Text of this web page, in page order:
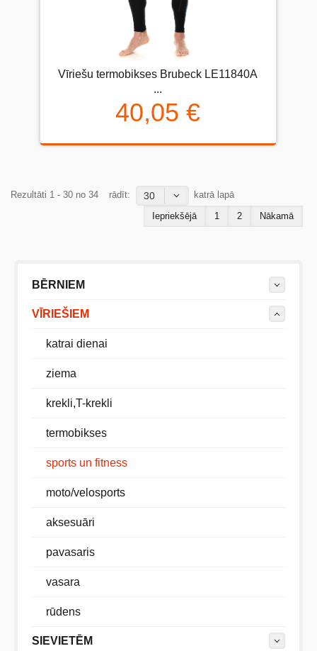
Vīriešu termobikses Brubeck LE11840A
...
40,05 €
Rezultāti 1 - 30 no 34 rādīt: 30
katrā lapā
Iepriekšējā
1 2 Nākamā
BĒRNIEM
VĪRIEŠIEM
katrai dienai
ziema
krekli,T-krekli
termobikses
sports un fitness
moto/velosports
aksesuāri
pavasaris
vasara
rūdens
SIEVIETĒM